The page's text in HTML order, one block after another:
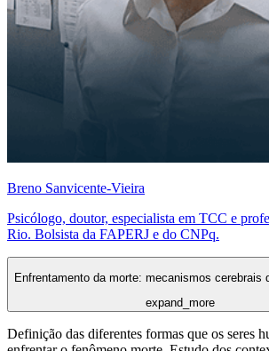
Breno Sanvicente-Vieira
Psicólogo, doutor, especialista em TCC e
Rio. Bolsista da FAPERJ e do CNPq.
Enfrentamento da morte: mecanismos cerebrais
expand_more
Definição das diferentes formas que os seres